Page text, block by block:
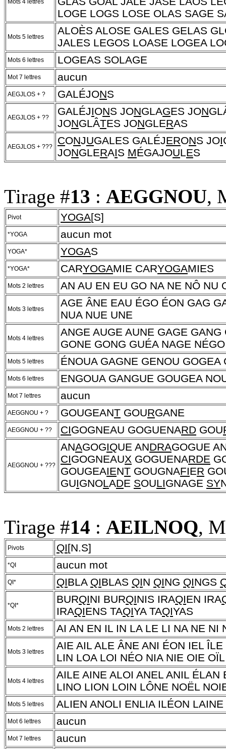
Mots 4 lettres
LOGE LOGS LOSE OLAS SAGE
Mots 5 lettres
ALOÈS ALOSE GALES GELAS
JALES LEGOS LOASE LOGEA
Mots 6 lettres LOGEAS SOLAGE
Mot 7 lettres aucun
AEGJLOS + ? GALÉJONS
AEGJLOS + ??
GALÉJIONS JONGLAGES JON
JONGLÂTES JONGLERAS
AEGJLOS + ???
CONJUGALES GALÉJERONS JOI
JONGLERAIS MÉGAJOULES
Tirage #13 : AEGGNOU,
Pivot YOGA[S]
*YOGA aucun mot
YOGA* YOGAS
*YOGA* CARYOGAMIE CARYOGAMIES
Mots 2 lettres AN AU EN EU GO NA NE NÔ NU
Mots 3 lettres
AGE ÂNE EAU ÉGO ÉON GAG
NUA NUE UNE
Mots 4 lettres
ANGE AUGE AUNE GAGE GANG
GONE GONG GUÉA NAGE
Mots 5 lettres ÉNOUA GAGNE GENOU GOGEA
Mots 6 lettres ENGOUA GANGUE GOUGEA
Mot 7 lettres aucun
AEGGNOU + ? GOUGEANT GOURGANE
AEGGNOU + ?? CIGOGNEAU GOGUENARD GOU
AEGGNOU + ???
ANAGOGIQUE ANDRAGOGUE
CIGOGNEAUX GOGUENARDE
GOUGEAIENT GOUGNAFIER
GUIGNOLADE SOULIGNAGE SY
Tirage #14 : AEILNOQ,
Pivots QI[N.S]
*QI aucun mot
QI* QIBLA QIBLAS QIN QING QINGS
*QI*
BURQINI BURQINIS IRAQIEN IRA
IRAQIENS TAQIYA TAQIYAS
Mots 2 lettres AI AN EN IL IN LA LE LI NA NE NI
Mots 3 lettres
AIE AIL ALE ÂNE ANI ÉON IEL
LIN LOA LOI NÉO NIA NIE OIE
Mots 4 lettres
AILE AINE ALOI ANEL ANIL ÉLAN
LINO LION LOIN LÔNE NOËL
Mots 5 lettres ALIEN ANOLI ENLIA ILÉON
Mot 6 lettres aucun
Mot 7 lettres aucun